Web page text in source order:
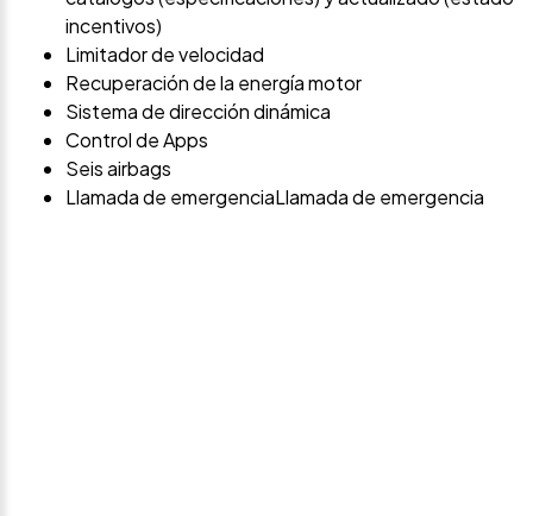
incentivos)
Limitador de velocidad
Recuperación de la energía motor
Sistema de dirección dinámica
Control de Apps
Seis airbags
Llamada de emergenciaLlamada de emergencia